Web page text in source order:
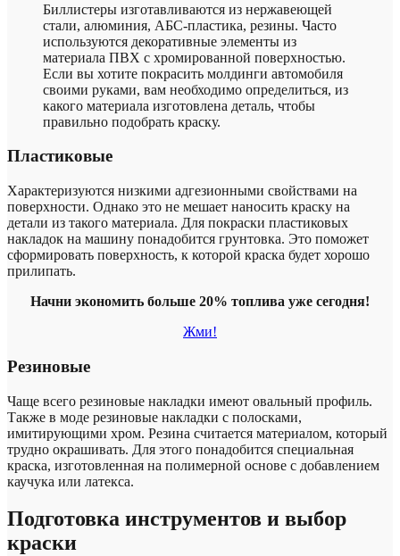
Биллистеры изготавливаются из нержавеющей
стали, алюминия, АБС-пластика, резины. Часто
используются декоративные элементы из
материала ПВХ с хромированной поверхностью.
Если вы хотите покрасить молдинги автомобиля
своими руками, вам необходимо определиться, из
какого материала изготовлена ​​деталь, чтобы
правильно подобрать краску.
Пластиковые
Характеризуются низкими адгезионными свойствами на
поверхности. Однако это не мешает наносить краску на
детали из такого материала. Для покраски пластиковых
накладок на машину понадобится грунтовка. Это поможет
сформировать поверхность, к которой краска будет хорошо
прилипать.
Начни экономить больше 20% топлива уже сегодня!
Жми!
Резиновые
Чаще всего резиновые накладки имеют овальный профиль.
Также в моде резиновые накладки с полосками,
имитирующими хром. Резина считается материалом, который
трудно окрашивать. Для этого понадобится специальная
краска, изготовленная на полимерной основе с добавлением
каучука или латекса.
Подготовка инструментов и выбор
краски